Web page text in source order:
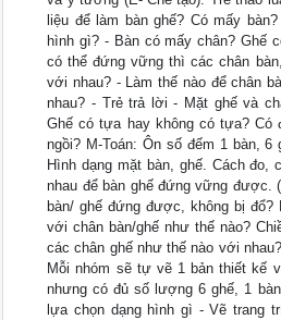
liệu để làm bàn ghế? Có mấy
hình gì? - Bàn có mấy chân? Ghế
có thể đứng vững thì các chân
với nhau? - Làm thế nào để chân
nhau? - Trẻ trả lời - Mặt ghế và
Ghế có tựa hay không có tựa? Có
ngồi? M-Toán: Ôn số đếm 1 bàn, 6
Hình dạng mặt bàn, ghế. Cách đo,
nhau để bàn ghế đứng vững được.
bàn/ ghế đứng được, không bị đổ?
với chân bàn/ghế như thế nào?
các chân ghế như thế nào với
Mỗi nhóm sẽ tự vẽ 1 bản thiết kế
nhưng có đủ số lượng 6 ghế, 1
lựa chọn dạng hình gì - Vẽ trang